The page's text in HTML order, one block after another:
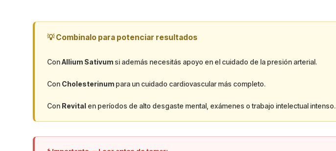
💡 Combinalo para potenciar resultados
ConAllium Sativum si además necesitás apoyo en el cuidado de la presión arterial.
Con Cholesterinum para un cuidado cardiovascular más completo.
Con Revital en períodos de alto desgaste mental, exámenes o trabajo intelectual intenso.